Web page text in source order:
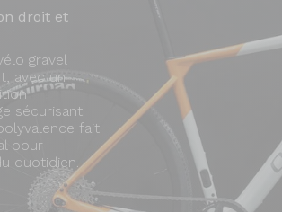
droit et
gravel
avec un
sécurisant.
fait
pour
quotidien.